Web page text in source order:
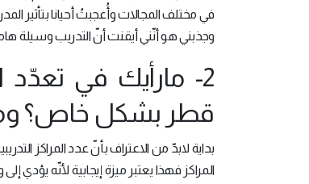
في مختلف المجالات وأُعجبتُ أحيانا بتأثير
وجذبني هو أنّني أيقنت أنّ التدريب وسيلة
2- مارأيك في تعدّد
قطر بشكل خاص؟ وما
بداية لابدّ من الاعتراف بأنّ عدد المراكز
المراكز فهذا يعتبر ميزة إيجابية لأنّه يؤدي